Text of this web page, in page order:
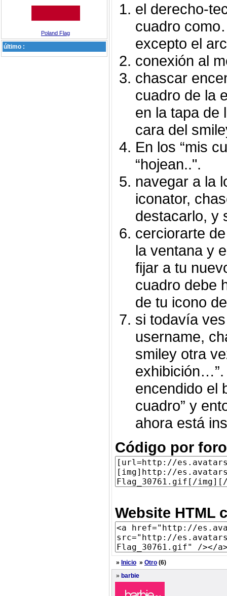
Poland Flag
último :
el derecho-
cuadro
excepto el
conexión al
chascar
cuadro de la
en la tapa de
cara del
En los “mis
“hojean..".
navegar a la
iconator,
destacarlo, y
cerciorarte
la ventana y
fijar a tu
cuadro debe
de tu icono
si todavía
username,
smiley otra
encendido el
cuadro” y
ahora está
Código por
Website HTML
» Inicio » Otro (6)
» barbie